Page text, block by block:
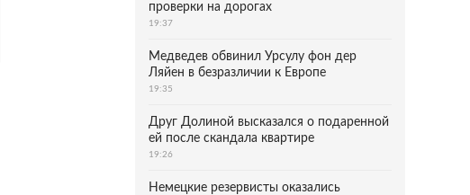
проверки на дорогах
19:37
Медведев обвинил Урсулу фон дер
Ляйен в безразличии к Европе
19:35
Друг Долиной высказался о подаренной
ей после скандала квартире
19:26
Немецкие резервисты оказались